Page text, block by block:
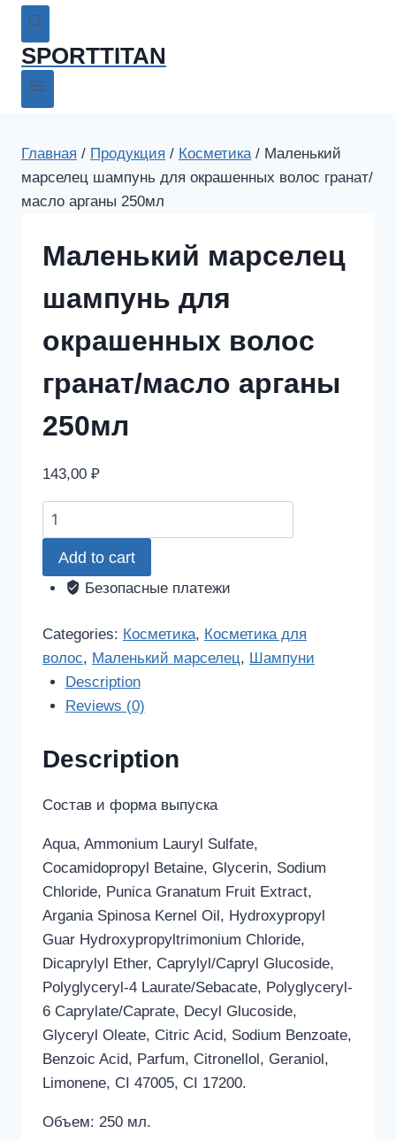
SPORTTITAN
Главная / Продукция / Косметика / Маленький
марселец шампунь для окрашенных волос гранат/
масло арганы 250мл
Маленький марселец
шампунь для
окрашенных волос
гранат/масло арганы
250мл
143,00 ₽
Маленький
марселец
шампунь
для
волос
гранат/
масло
арганы
quantity
Add to cart
Безопасные платежи
Categories: Косметика, Косметика для
волос, Маленький марселец, Шампуни
Description
Reviews (0)
Description
Состав и форма выпуска
Aqua, Ammonium Lauryl Sulfate,
Cocamidopropyl Betaine, Glycerin, Sodium
Chloride, Punica Granatum Fruit Extract,
Argania Spinosa Kernel Oil, Hydroxypropyl
Guar Hydroxypropyltrimonium Chloride,
Dicaprylyl Ether, Caprylyl/Capryl Glucoside,
Polyglyceryl-4 Laurate/Sebacate, Polyglyceryl-
6 Caprylate/Caprate, Decyl Glucoside,
Glyceryl Oleate, Citric Acid, Sodium Benzoate,
Benzoic Acid, Parfum, Citronellol, Geraniol,
Limonene, CI 47005, CI 17200.
Объем: 250 мл.